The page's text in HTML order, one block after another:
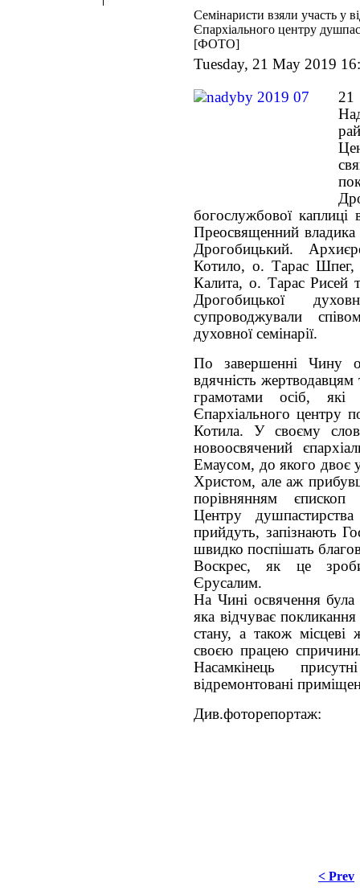
Семінаристи взяли участь у
Єпархіального центру
[ФОТО]
Tuesday, 21 May 2019
21
богослужбової
Преосвященний
Дрогобицький.
Котило, о. Тарас
Калита, о. Тарас Рисей
Дрогобицької
супроводжували
духовної семінарії.
По завершенні Чину
вдячність
грамотами осіб, які
Єпархіального центру
Котила. У своєму
новоосвячений
Емаусом, до якого двоє
Христом, але аж
порівнянням єпископ
Центру
прийдуть, запізнають
швидко поспішать
Воскрес, як це
Єрусалим.
На Чині освячення була
яка відчуває
стану, а також місцеві
своєю працею
Насамкінець
відремонтовані
Див.фоторепортаж:
< Prev